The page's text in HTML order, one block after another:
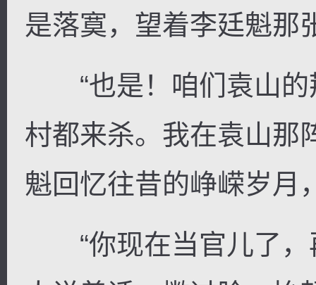
是落寞，望着李廷魁那
“也是！咱们袁山的
村都来杀。我在袁山那
魁回忆往昔的峥嵘岁月
“你现在当官儿了，